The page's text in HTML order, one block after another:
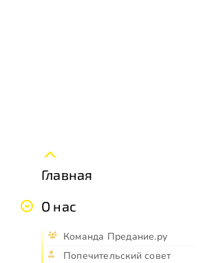
Главная
О нас
Команда Предание.ру
Попечительский совет